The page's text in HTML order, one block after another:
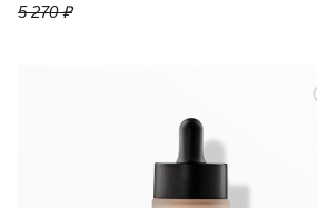
5 270 ₽